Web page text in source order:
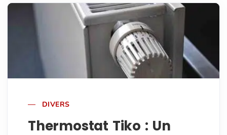
DIVERS
Thermostat Tiko : Un